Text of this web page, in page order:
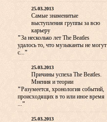
25.03.2013
Самые знаменитые
выступления группы за всю
карьеру
"За несколько лет The Beatles
удалось то, что музыканты не могут
с..."
25.03.2013
Причины успеха The Beatles.
Мнения и теории
"Разумеется, хронология событий,
происходящих в то или иное время
..."
25.03.2013